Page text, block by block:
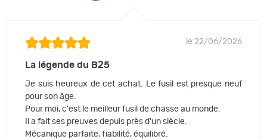
le 22/06/2026
La légende du B25
Je suis heureux de cet achat. Le fusil est presque neuf
pour son âge.
Pour moi, c'est le meilleur fusil de chasse au monde.
Il a fait ses preuves depuis près d'un siècle.
Mécanique parfaite, fiabilité, équilibré.